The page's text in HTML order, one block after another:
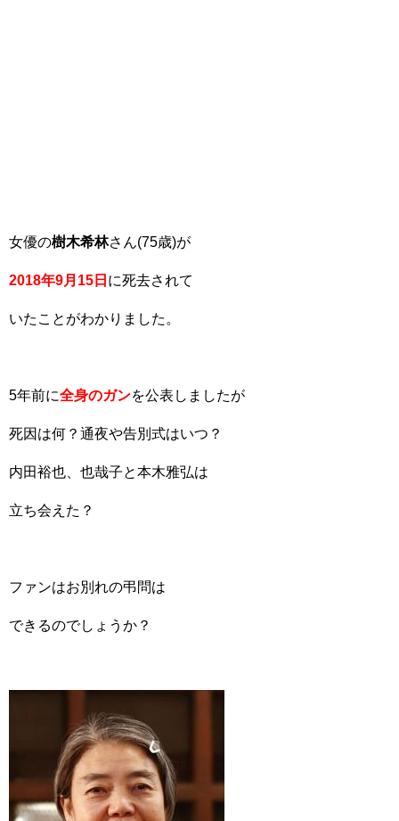
女優の樹木希林さん(75歳)が
2018年9月15日 に死去されて
いたことがわかりました。
5年前に全身のガンを公表しましたが
死因は何？通夜や告別式はいつ？
内田裕也、也哉子と本木雅弘は
立ち会えた？
ファンはお別れの弔問は
できるのでしょうか？